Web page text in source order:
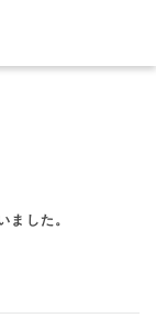
ました。